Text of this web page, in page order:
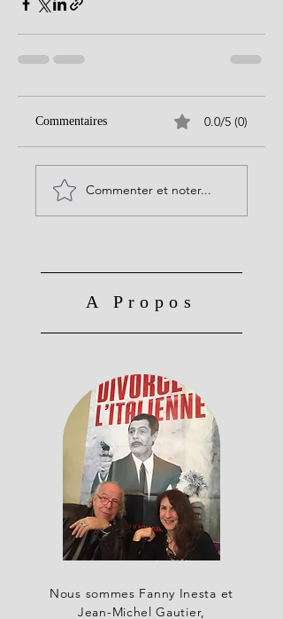
Commentaires 0.0/5 (0)
Commenter et noter...
A Propos
Nous sommes Fanny Inesta et
Jean-Michel Gautier,